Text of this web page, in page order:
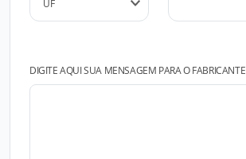
DIGITE AQUI SUA MENSAGEM PARA O FABRICANTE